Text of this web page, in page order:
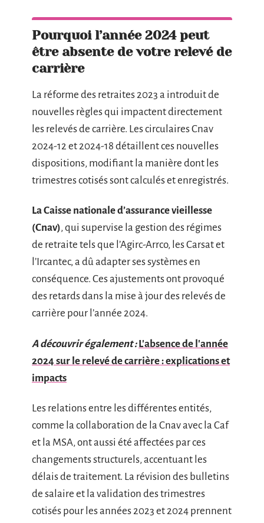
Pourquoi l’année 2024 peut
être absente de votre relevé de
carrière
La réforme des retraites 2023 a introduit de
nouvelles règles qui impactent directement
les relevés de carrière. Les circulaires Cnav
2024-12 et 2024-18 détaillent ces nouvelles
dispositions, modifiant la manière dont les
trimestres cotisés sont calculés et enregistrés.
La Caisse nationale d’assurance vieillesse
(Cnav), qui supervise la gestion des régimes
de retraite tels que l’Agirc-Arrco, les Carsat et
l’Ircantec, a dû adapter ses systèmes en
conséquence. Ces ajustements ont provoqué
des retards dans la mise à jour des relevés de
carrière pour l’année 2024.
A découvrir également : L'absence de l'année
2024 sur le relevé de carrière : explications et
impacts
Les relations entre les différentes entités,
comme la collaboration de la Cnav avec la Caf
et la MSA, ont aussi été affectées par ces
changements structurels, accentuant les
délais de traitement. La révision des bulletins
de salaire et la validation des trimestres
cotisés pour les années 2023 et 2024 prennent